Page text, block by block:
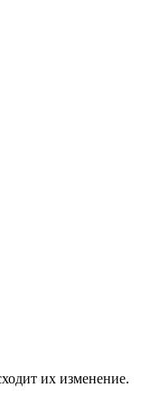
их изменение.